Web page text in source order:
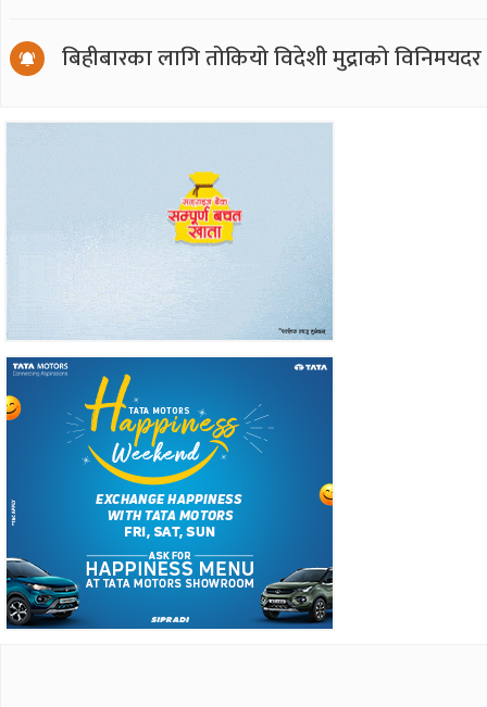
बिहीबारका लागि तोकियो विदेशी मुद्राको विनिमयदर